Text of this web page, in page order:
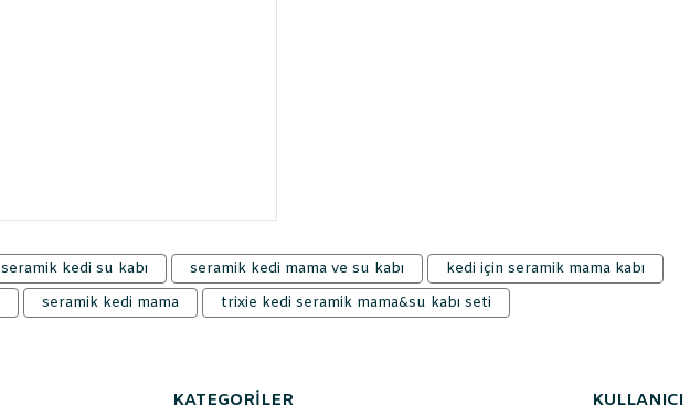
seramik kedi su kabı seramik kedi mama ve su kabı
kedi için seramik mama kabı
seramik kedi mama trixie kedi seramik mama&su kabı seti
KATEGORİLER KULLANICI